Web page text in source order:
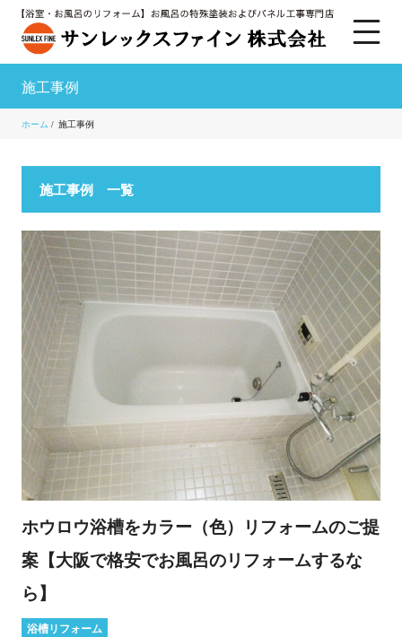
施工事例
ホーム / 施工事例
施工事例 一覧
ホウロウ浴槽をカラー（色）リフォームのご提
案【大阪で格安でお風呂のリフォームするな
ら】
浴槽リフォーム